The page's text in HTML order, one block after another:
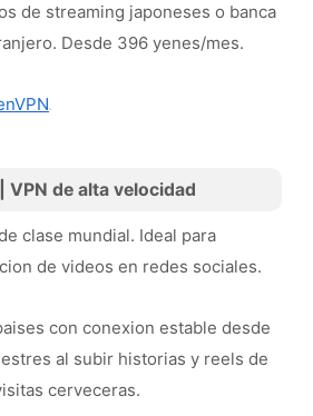
de streaming japoneses o banca
Desde 396 yenes/mes.
VPN de alta velocidad
clase mundial. Ideal para
de videos en redes sociales.
con conexion estable desde
al subir historias y reels de
cerveceras.